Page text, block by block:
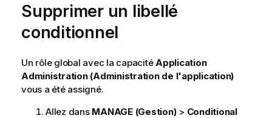
Supprimer un libellé
conditionnel
Un rôle global avec la capacitéApplication
Administration (Administration de l'application)
vous a été assigné.
Allez dans MANAGE (Gestion)> Conditional